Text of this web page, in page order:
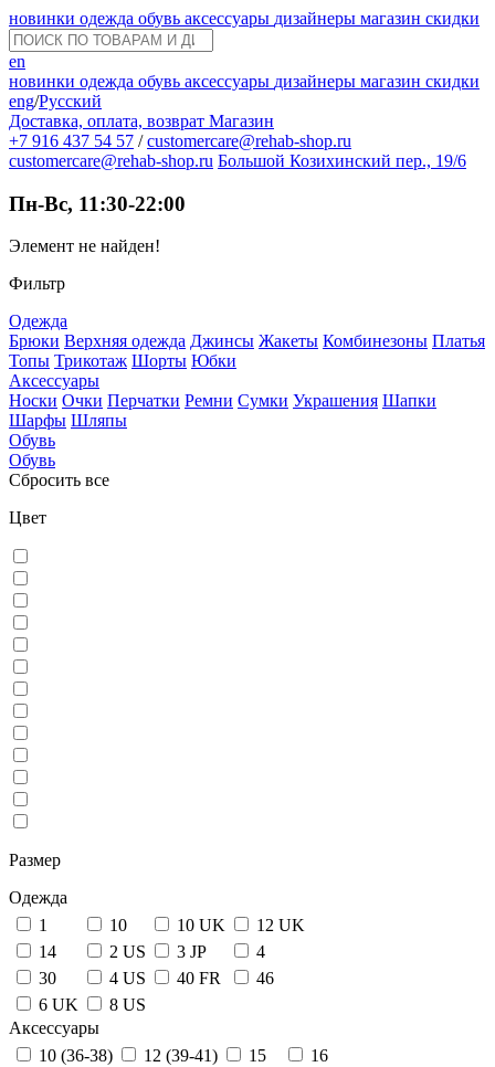
новинки одежда обувь аксессуары дизайнеры магазин скидки
en
новинки одежда обувь аксессуары дизайнеры магазин скидки
eng/Русский
Доставка, оплата, возврат Магазин
+7 916 437 54 57 / customercare@rehab-shop.ru
customercare@rehab-shop.ru Большой Козихинский пер., 19/6
Пн-Вс, 11:30-22:00
Элемент не найден!
Фильтр
Одежда
Брюки Верхняя одежда Джинсы Жакеты Комбинезоны Платья
Топы Трикотаж Шорты Юбки
Аксессуары
Носки Очки Перчатки Ремни Сумки Украшения Шапки
Шарфы Шляпы
Обувь
Обувь
Сбросить все
Цвет
Размер
Одежда
1
10 10 UK
12 UK
14
2 US 3 JP
4
30
4 US 40 FR
46
6 UK
8 US
Аксессуары
10 (36-38)
12 (39-41) 15
16